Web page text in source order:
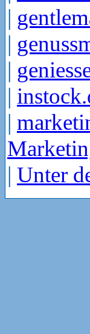
|
|
|
|
|
| Unter